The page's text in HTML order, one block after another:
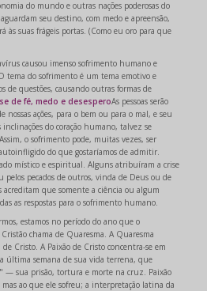
do mundo e outras nações poderosas do
seu destino, com medo e apreensão,
às suas frágeis portas. (Como eu oro para que
causou imenso sofrimento humano e
tema do sofrimento é um tema emotivo e
de questões, causando outras formas de
de fé, medo e desesperoAs pessoas serão
nossas ações, para o bem ou para o mal, e seu
do coração humano, talvez se
o sofrimento pode, muitas vezes, ser
do que gostaríamos de admitir.
místico e espiritual. Alguns atribuíram a crise
pelos pecados de outros, vinda de Deus ou de
que somente a ciência ou algum
as respostas para o sofrimento humano.
estamos no período do ano que o
chama de Quaresma. A Quaresma
Cristo. A Paixão de Cristo concentra-se em
última semana de sua vida terrena, que
— sua prisão, tortura e morte na cruz. Paixão
ao que ele sofreu; a interpretação latina da